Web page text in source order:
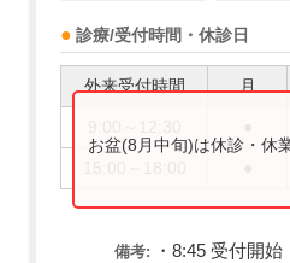
診療/受付時間・休診日
外来受付時間 月
お盆(8月中旬)は休診・休
備考:
・8:45 受付開始